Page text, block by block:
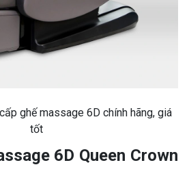
ghế massage 6D chính hãng, giá
tốt
6D Queen Crown